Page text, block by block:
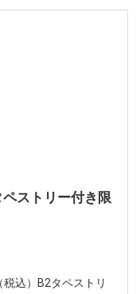
ペストリー付き限
込）B2タペストリ